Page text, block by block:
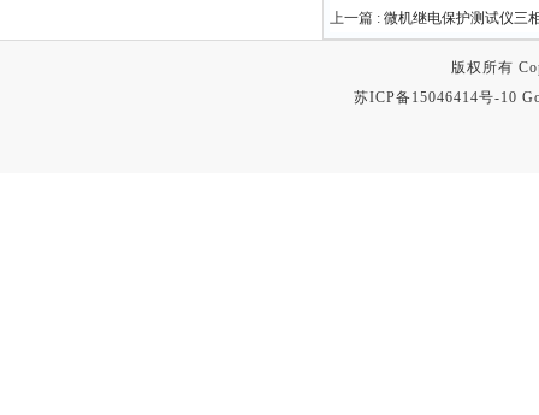
上一篇 : 微机继电保护测试仪三
版权所有
苏ICP备15046414号-10